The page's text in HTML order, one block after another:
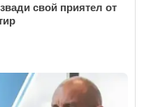
свой приятел от